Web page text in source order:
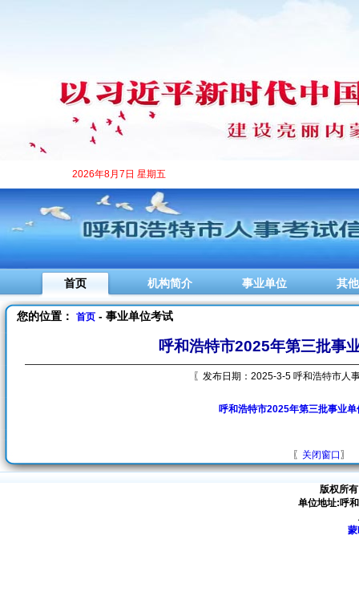
2026年8月7日 星期五
首页 机构简介 事业单位 其
您的位置： 首页- 事业单位考试
呼和浩特市2025年第三批事
〖发布日期：2025-3-5 呼和浩特市人
呼和浩特市2025年第三批事业
〖 关闭窗口 〗
版权所
单位地址:呼